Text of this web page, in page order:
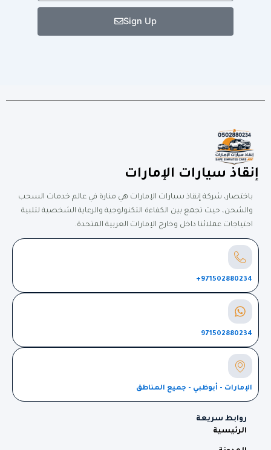
Sign Up
إنقاذ سيارات الإمارات
باختصار، شركة إنقاذ سيارات الإمارات هي منارة في عالم خدمات السحب
والشحن، حيث تجمع بين الكفاءة التكنولوجية والرعاية الشخصية لتلبية
احتياجات عملائنا داخل وخارج الإمارات العربية المتحدة.
971502880234+
971502880234
الإمارات - أبوظبي - جميع المناطق
روابط سريعة
الرئيسية